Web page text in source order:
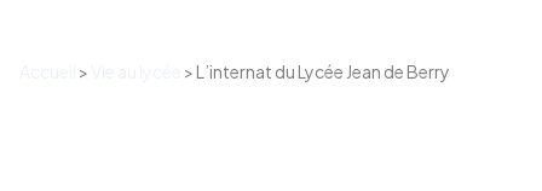
> > L’internat du Lycée Jean de Berry